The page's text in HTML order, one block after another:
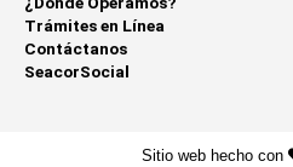
Trámites en Línea
Contáctanos
SeacorSocial
Sitio web hecho con